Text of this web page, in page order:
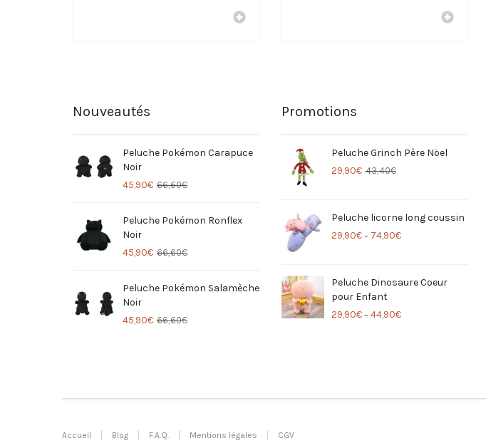
Nouveautés
Peluche Pokémon Carapuce
Noir
66,60€
45,90€
Peluche Pokémon Ronflex
Noir
66,60€
45,90€
Peluche Pokémon Salamèche
Noir
66,60€
45,90€
Promotions
Peluche Grinch Père Nöel
43,40€
29,90€
Peluche licorne long coussin
29,90€– 74,90€
Peluche Dinosaure Coeur
pour Enfant
29,90€– 44,90€
Accueil Blog F.A.Q. Mentions légales CGV